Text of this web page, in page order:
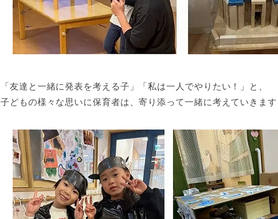
「友達と一緒に発表を考える子」「私は一人でやりたい！」と、
子どもの様々な思いに保育者は、寄り添って一緒に考えていきま